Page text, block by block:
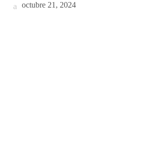
octubre 21, 2024